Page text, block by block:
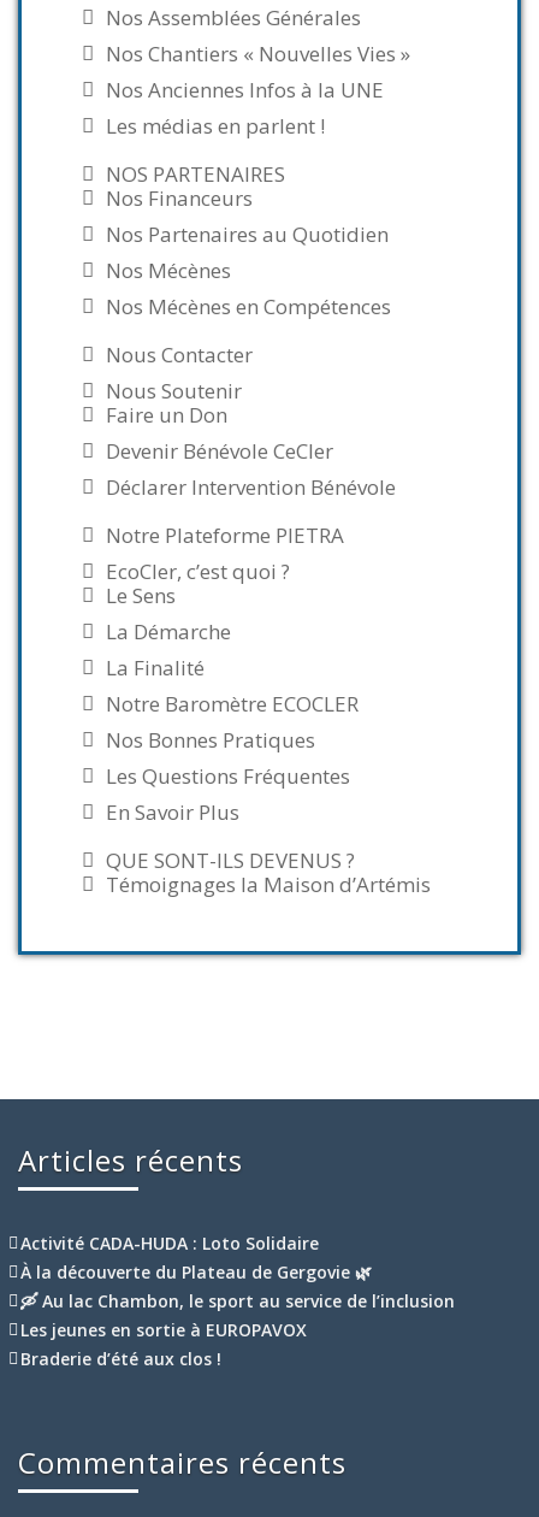
Nos Assemblées Générales
Nos Chantiers « Nouvelles Vies »
Nos Anciennes Infos à la UNE
Les médias en parlent !
NOS PARTENAIRES
Nos Financeurs
Nos Partenaires au Quotidien
Nos Mécènes
Nos Mécènes en Compétences
Nous Contacter
Nous Soutenir
Faire un Don
Devenir Bénévole CeCler
Déclarer Intervention Bénévole
Notre Plateforme PIETRA
EcoCler, c’est quoi ?
Le Sens
La Démarche
La Finalité
Notre Baromètre ECOCLER
Nos Bonnes Pratiques
Les Questions Fréquentes
En Savoir Plus
QUE SONT-ILS DEVENUS ?
Témoignages la Maison d’Artémis
Articles récents
Activité CADA-HUDA : Loto Solidaire
À la découverte du Plateau de Gergovie 🌿
🛶 Au lac Chambon, le sport au service de l’inclusion
Les jeunes en sortie à EUROPAVOX
Braderie d’été aux clos !
Commentaires récents